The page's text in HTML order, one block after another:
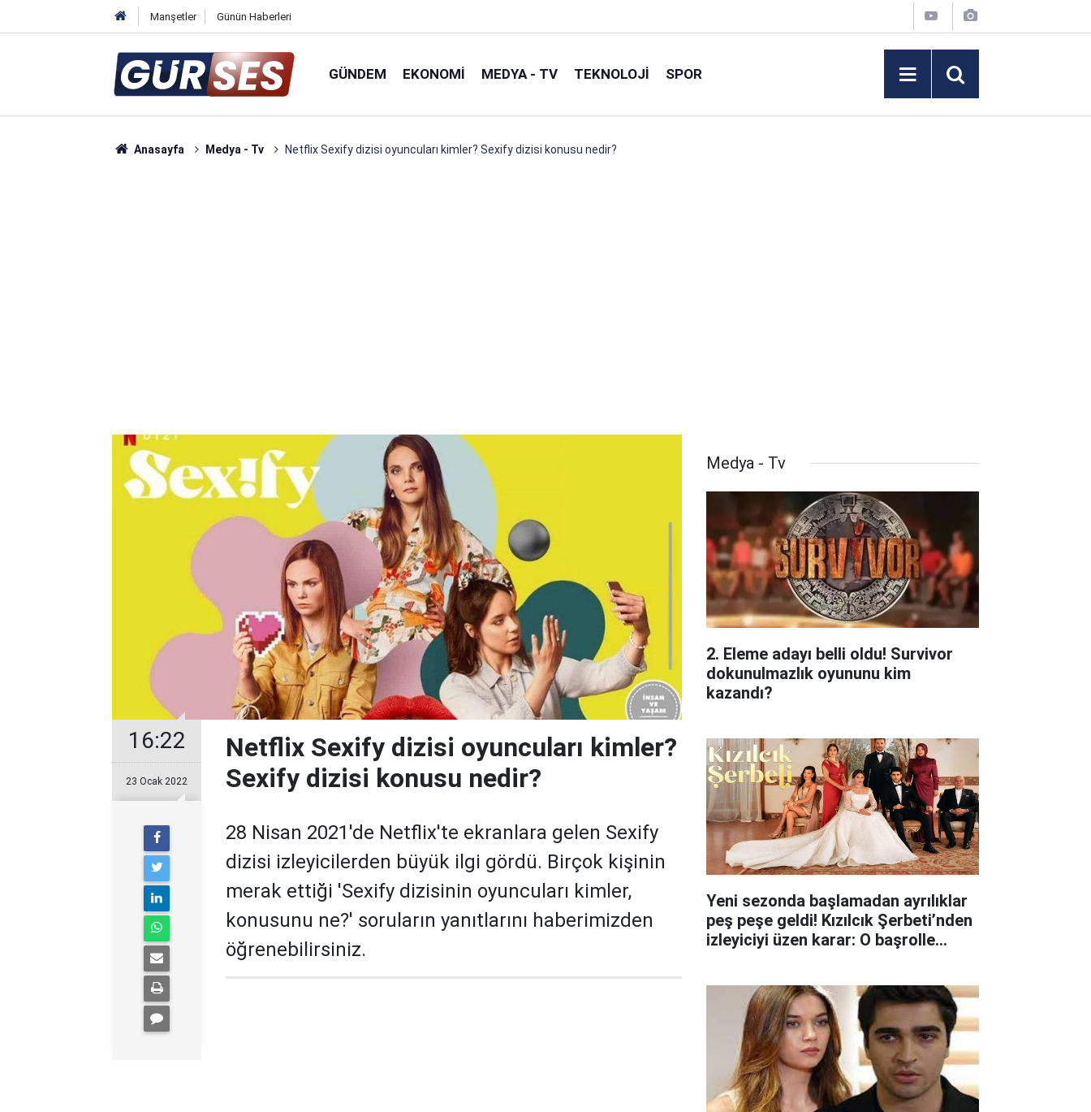
Manşetler Günün Haberleri
GÜNDEM EKONOMI MEDYA - TV TEKNOLOJI SPOR
Anasayfa Medya - Tv Netflix Sexify dizisi oyuncuları kimler? Sexify dizisi konusu nedir?
16:22
23 Ocak 2022
Netflix Sexify dizisi oyuncuları kimler?
Sexify dizisi konusu nedir?
28 Nisan 2021'de Netflix'te ekranlara gelen Sexify
dizisi izleyicilerden büyük ilgi gördü. Birçok kişinin
merak ettiği 'Sexify dizisinin oyuncuları kimler,
konusunu ne?' soruların yanıtlarını haberimizden
öğrenebilirsiniz.
Medya - Tv
2. Eleme adayı belli oldu! Survivor
dokunulmazlık oyununu kim
kazandı?
Yeni sezonda başlamadan ayrılıklar
peş peşe geldi! Kızılcık Şerbeti’nden
izleyiciyi üzen karar: O başrolle